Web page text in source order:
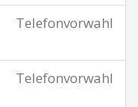
Telefonvorwahl
Telefonvorwahl